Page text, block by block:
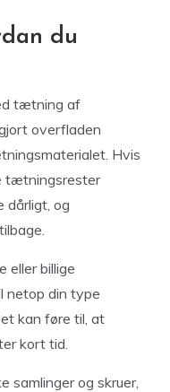
du
tætning af
overfladen
Hvis
tætningsrester
dårligt, og
eller billige
netop din type
kan føre til, at
kort tid.
samlinger og skruer,